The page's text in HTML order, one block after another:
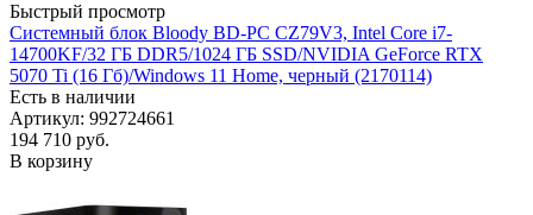
Быстрый просмотр
Системный блок Bloody BD-PC CZ79V3, Intel Core i7-
14700KF/32 ГБ DDR5/1024 ГБ SSD/NVIDIA GeForce RTX
5070 Ti (16 Гб)/Windows 11 Home, черный (2170114)
Есть в наличии
Артикул: 992724661
194 710 руб.
В корзину